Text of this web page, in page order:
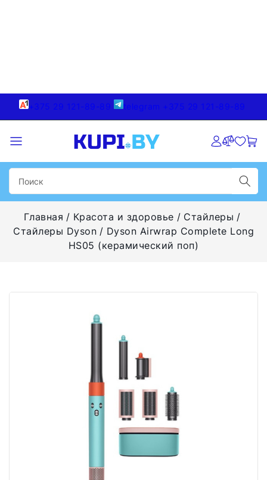
+375 29 121-89-89 telegram +375 29 121-89-89
Главная Красота и здоровье
Стайлеры
Стайлеры Dyson
Dyson Airwrap Complete Long
HS05 (керамический поп)